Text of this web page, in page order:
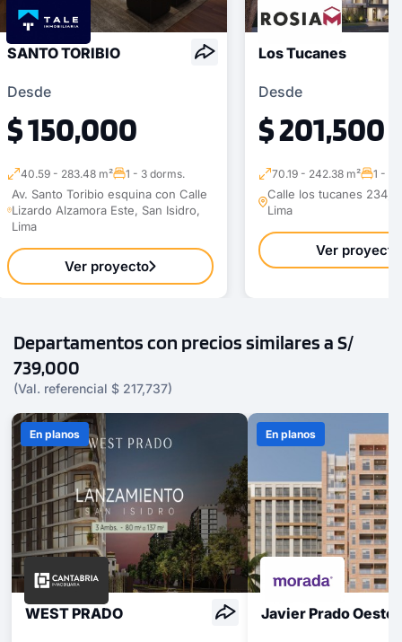
SANTO TORIBIO
Desde
$ 150,000
40.59 - 283.48 m² 1 - 3 dorms.
Av. Santo Toribio esquina con Calle
Lizardo Alzamora Este, San Isidro,
Lima
Ver proyecto
Los Tucanes
Desde
$ 201,500
70.19 - 242.38 m² 1 - 4
Calle los tucanes 234,
Lima
Ver proyecto
Departamentos con precios similares a S/
739,000
(Val. referencial $ 217,737)
En planos
WEST PRADO
En planos
Javier Prado Oeste